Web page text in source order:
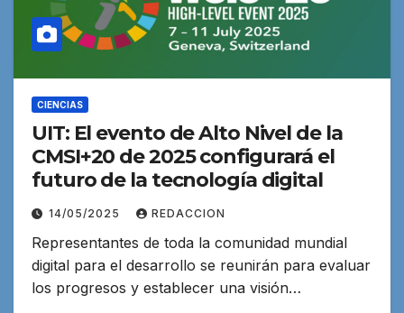
CIENCIAS
UIT: El evento de Alto Nivel de la
CMSI+20 de 2025 configurará el
futuro de la tecnología digital
14/05/2025 REDACCION
Representantes de toda la comunidad mundial
digital para el desarrollo se reunirán para evaluar
los progresos y establecer una visión…